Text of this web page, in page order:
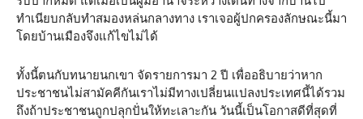
ทำเนียบกลับทำสมองหล่นกลางทาง เราเจอผู้ปกครองลักษณะนี้มา
โดยบ้านเมืองจึงแก้ไขไม่ได้
ทั้งนี้ตนกับทนายนกเขา จัดรายการมา 2 ปี เพื่ออธิบายว่าหาก
ประชาชนไม่สามัคคีกันเราไม่มีทางเปลี่ยนแปลงประเทศนี้ได้รวม
ถึงถ้าประชาชนถูกปลุกปั่นให้ทะเลาะกัน วันนี้เป็นโอกาสดีที่สุดที่